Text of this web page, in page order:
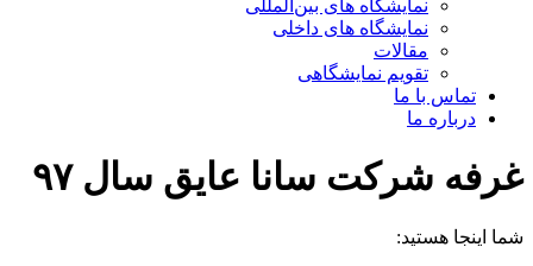
نمایشگاه های بین‌المللی
نمایشگاه های داخلی
مقالات
تقویم نمایشگاهی
تماس با ما
درباره ما
غرفه شرکت سانا عایق سال ۹۷
شما اینجا هستید: